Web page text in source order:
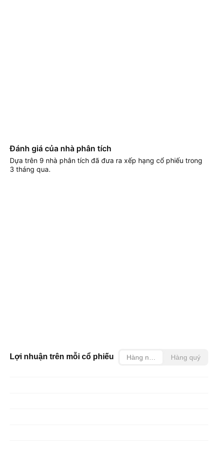
Đánh giá của nhà phân tích
Dựa trên 9 nhà phân tích đã đưa ra xếp hạng cổ phiếu trong
3 tháng qua.
Lợi nhuận trên mỗi cổ phiếu Hàng năm Hàng quý